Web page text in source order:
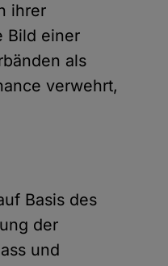
ihrer
Bild einer
als
verwehrt,
Basis des
der
und